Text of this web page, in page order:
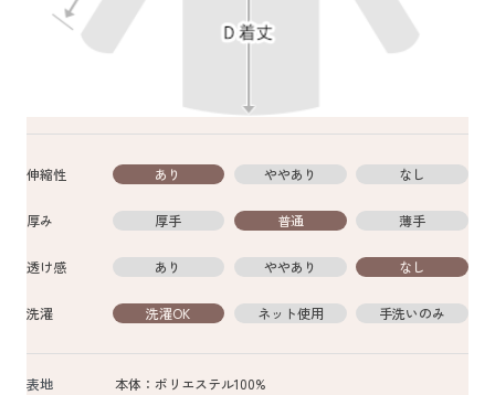
伸縮性 あり ややあり なし
厚み 厚手 普通 薄手
透け感 あり ややあり なし
洗濯 洗濯OK ネット使用 手洗いのみ
表地
本体：ポリエステル100%